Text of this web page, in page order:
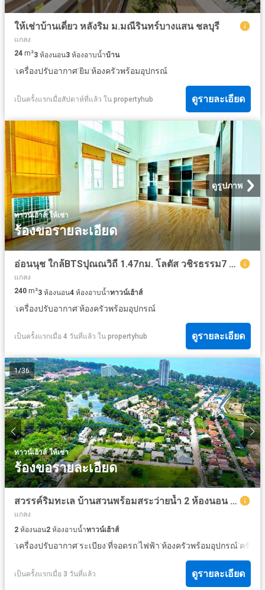
ให้เช่าบ้านเดี่ยว หลังริม ม.มณีรินทร์บางแสน ชลบุรี
แกลง
24 m²3 ห้องนอน3 ห้องอาบน้ำบ้าน
·เครื่องปรับอากาศ·ยิม·ห้องครัวพร้อมอุปกรณ์
เป็นครั้งแรกเมื่อสัปดาห์ที่แล้ว ใน propertyhub ดูรายละเอียด
ดูรูปภาพ
ทาวน์เฮ้าส์·ให้เช่า
ร้องขอรายละเอียด
อ่อนนุช ใกล้BTSปุณณวิถี 1.47กม. โลตัส วชิรธรรม7 800ม. ทาวน์โฮมหรู 4 ชั้นฟังก์ชันครบ 3 นอน 4 น้ำ 20 ตร.ว. 240 ตร.ม. ตลาดอุดมสุข 1.6 กม
แกลง
240 m²3 ห้องนอน4 ห้องอาบน้ำทาวน์เฮ้าส์
·เครื่องปรับอากาศ·ห้องครัวพร้อมอุปกรณ์
เป็นครั้งแรกเมื่อ 4 วันที่แล้ว ใน propertyhub ดูรายละเอียด
1/36
ทาวน์เฮ้าส์·ให้เช่า
ร้องขอรายละเอียด
สวรรค์ริมทะเล บ้านสวนพร้อมสระว่ายน้ำ 2 ห้องนอน 2 ห้องน้ำ ราคา 3.4 ล้าน โอเอซิส 3 A3
แกลง
2 ห้องนอน2 ห้องอาบน้ำทาวน์เฮ้าส์
·เครื่องปรับอากาศ·ระเบียง·ที่จอดรถ·ไฟฟ้า·ห้องครัวพร้อมอุปกรณ์·ครัวแ
เป็นครั้งแรกเมื่อ 3 วันที่แล้ว ดูรายละเอียด